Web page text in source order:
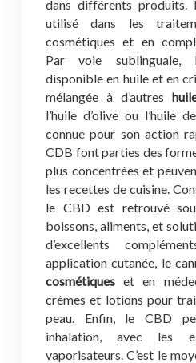
dans différents produits.
utilisé dans les
cosmétiques et en
Par voie sublinguale,
disponible en huile et en
mélangée à d’autres
l’huile d’olive ou l’huile
connue pour son action
CDB font parties des
plus concentrées et
les recettes de cuisine.
le CBD est retrouvé
boissons, aliments, et
d’excellents
application cutanée, le
cosmétiques et en
crèmes et lotions pour
peau. Enfin, le CBD
inhalation, avec les
vaporisateurs. C’est le